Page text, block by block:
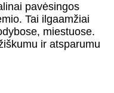
pavėsingos
Tai ilgaamžiai
miestuose.
ir atsparumu